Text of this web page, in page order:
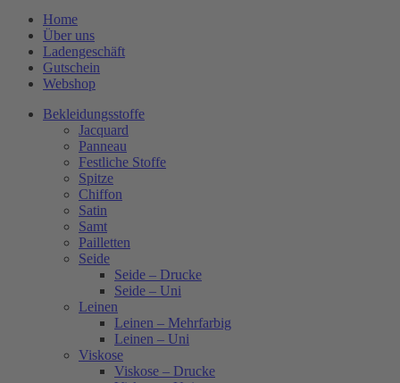
Home
Über uns
Ladengeschäft
Gutschein
Webshop
Bekleidungsstoffe
Jacquard
Panneau
Festliche Stoffe
Spitze
Chiffon
Satin
Samt
Pailletten
Seide
Seide – Drucke
Seide – Uni
Leinen
Leinen – Mehrfarbig
Leinen – Uni
Viskose
Viskose – Drucke